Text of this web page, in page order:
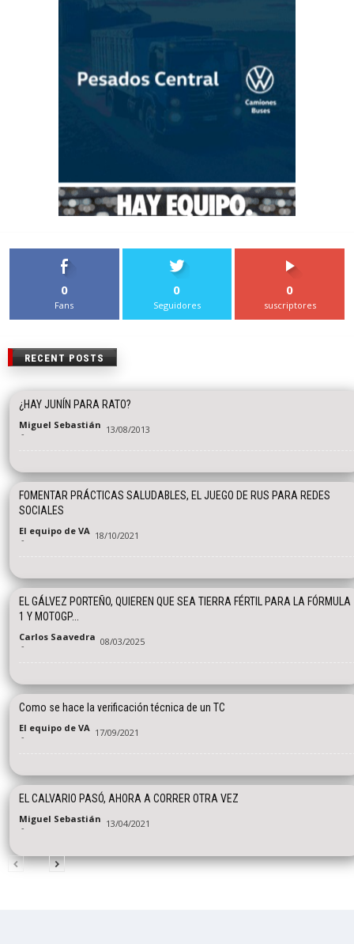
0
Fans
0
Seguidores
0
suscriptores
RECENT POSTS
¿HAY JUNÍN PARA RATO?
Miguel Sebastián
- 13/08/2013
FOMENTAR PRÁCTICAS SALUDABLES, EL JUEGO DE RUS PARA REDES
SOCIALES
El equipo de VA
- 18/10/2021
EL GÁLVEZ PORTEÑO, QUIEREN QUE SEA TIERRA FÉRTIL PARA LA FÓRMULA
1 Y MOTOGP...
Carlos Saavedra
- 08/03/2025
Como se hace la verificación técnica de un TC
El equipo de VA
- 17/09/2021
EL CALVARIO PASÓ, AHORA A CORRER OTRA VEZ
Miguel Sebastián
- 13/04/2021